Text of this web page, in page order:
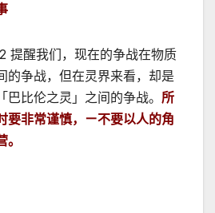
提醒我们，现在的争战在物质
的争战，但在灵界来看，却是
巴比伦之灵」之间的争战。 所
要非常谨慎，ㄧ不要以人的角